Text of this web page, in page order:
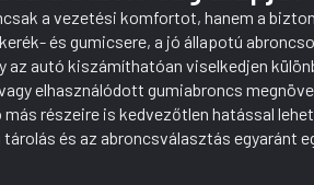
a vezetési komfortot, hanem a
és gumicsere, a jó állapotú
az autó kiszámíthatóan viselkedjen
elhasználódott gumiabroncs
részeire is kedvezőtlen hatással
és az abroncsválasztás egyaránt